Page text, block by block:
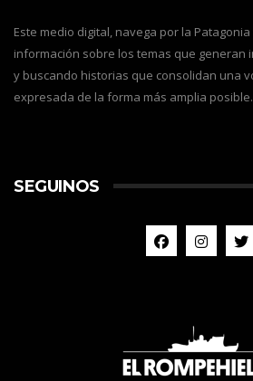
Este medio digital, navega por la
información sobre los temas que generan
y buscando historias que consolidan una
expresada de la forma más amplia posible.
SEGUINOS